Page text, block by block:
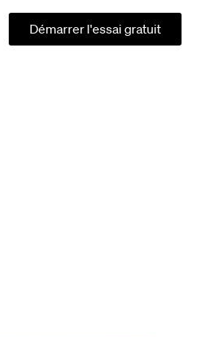
Démarrer l'essai gratuit